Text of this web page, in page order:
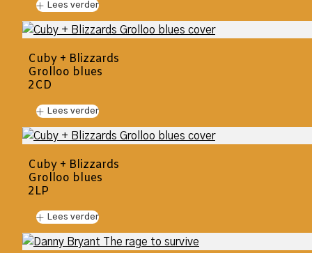
Lees verder
Cuby + Blizzards
Grolloo blues
2CD
Lees verder
Cuby + Blizzards
Grolloo blues
2LP
Lees verder